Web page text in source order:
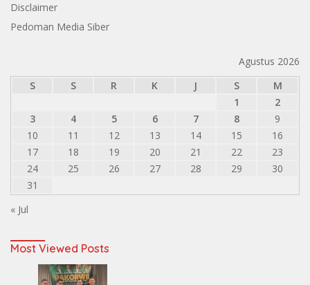
Disclaimer
Pedoman Media Siber
Agustus 2026
S
S R K J S
M
1
2
3
4 5 6 7 8
9
10
11 12 13 14 15
16
17
18 19 20 21 22
23
24
25 26 27 28 29
30
31
« Jul
Most Viewed Posts